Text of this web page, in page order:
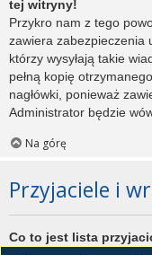
tej witryny!
Przykro nam z tego
zawiera zabezpieczenia
którzy wysyłają takie
pełną kopię
nagłówki, ponieważ
Administrator będzie
Na górę
Przyjaciele i
Co to jest lista